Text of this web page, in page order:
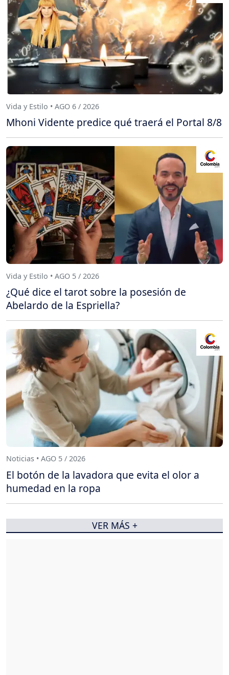
Vida y Estilo • AGO 6 / 2026
Mhoni Vidente predice qué traerá el Portal 8/8
Vida y Estilo • AGO 5 / 2026
¿Qué dice el tarot sobre la posesión de
Abelardo de la Espriella?
Noticias • AGO 5 / 2026
El botón de la lavadora que evita el olor a
humedad en la ropa
VER MÁS +